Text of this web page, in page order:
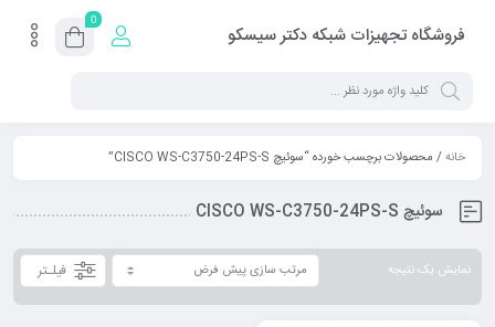
فروشگاه تجهیزات شبکه دکتر سیسکو
0
خانه/ محصولات برچسب خورده “سوئیچ CISCO WS-C3750-24PS-S”
سوئیچ CISCO WS-C3750-24PS-S
فیلـتر نمایش یک نتیجه